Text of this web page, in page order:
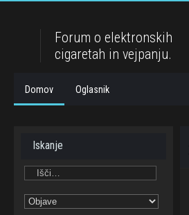
Forum o elektronskih
cigaretah in vejpanju.
Domov Oglasnik
Iskanje